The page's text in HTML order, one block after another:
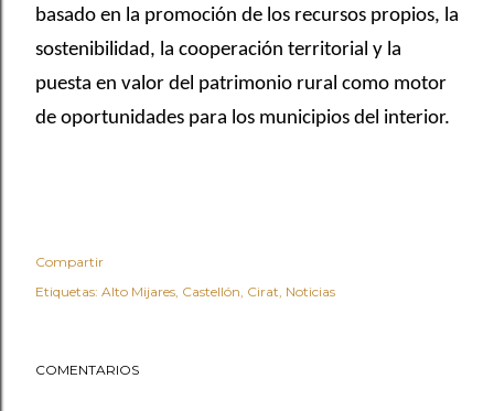
basado en la promoción de los recursos propios, la
sostenibilidad, la cooperación territorial y la
puesta en valor del patrimonio rural como motor
de oportunidades para los municipios del interior.
Compartir
Etiquetas: Alto Mijares Castellón Cirat Noticias
COMENTARIOS